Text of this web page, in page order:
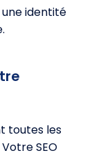
identité
toutes les
SEO